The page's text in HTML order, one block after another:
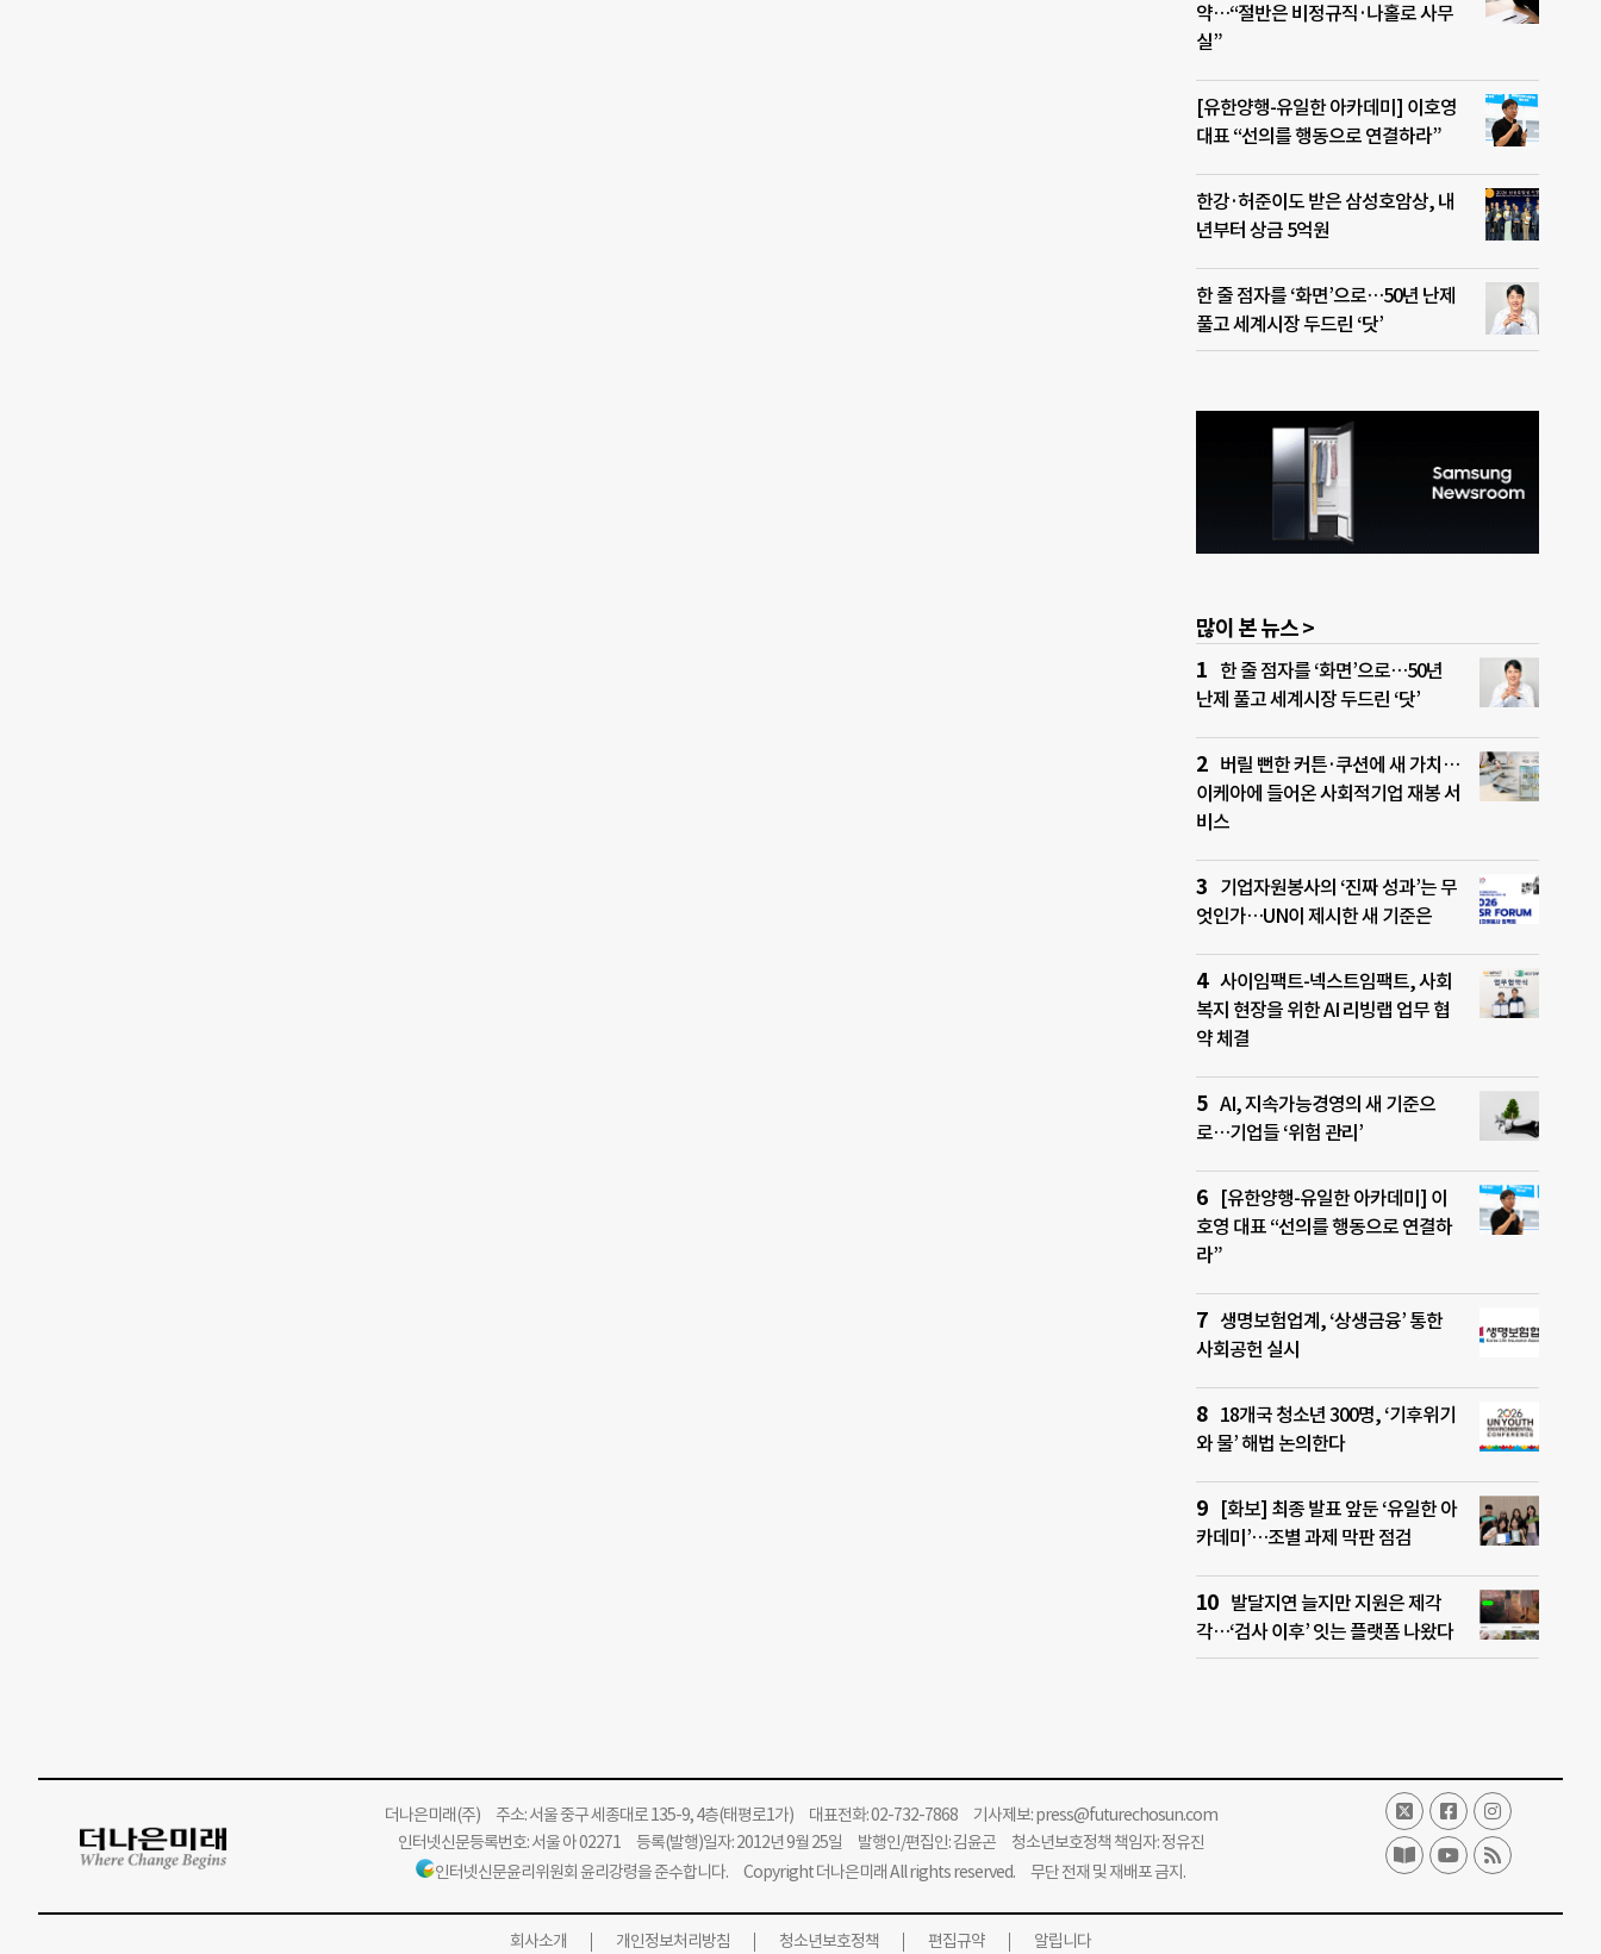
약…“절반은 비정규직·나홀로 사무
실”
[유한양행-유일한 아카데미] 이호영
대표 “선의를 행동으로 연결하라”
한강·허준이도 받은 삼성호암상, 내
년부터 상금 5억원
한 줄 점자를 ‘화면’으로…50년 난제
풀고 세계시장 두드린 ‘닷’
많이 본 뉴스 >
한 줄 점자를 ‘화면’으로…50년
난제 풀고 세계시장 두드린 ‘닷’
버릴 뻔한 커튼·쿠션에 새 가치…
이케아에 들어온 사회적기업 재봉 서
비스
기업자원봉사의 ‘진짜 성과’는 무
엇인가…UN이 제시한 새 기준은
사이임팩트-넥스트임팩트, 사회
복지 현장을 위한 AI 리빙랩 업무 협
약 체결
AI, 지속가능경영의 새 기준으
로…기업들 ‘위험 관리’
[유한양행-유일한 아카데미] 이
호영 대표 “선의를 행동으로 연결하
라”
생명보험업계, ‘상생금융’ 통한
사회공헌 실시
18개국 청소년 300명, ‘기후위기
와 물’ 해법 논의한다
[화보] 최종 발표 앞둔 ‘유일한 아
카데미’…조별 과제 막판 점검
발달지연 늘지만 지원은 제각
각…‘검사 이후’ 잇는 플랫폼 나왔다
더나은미래(주)주소: 서울 중구 세종대로 135-9, 4층(태평로1가) 대표전화: 02-732-7868 기사제보:press@futurechosun.com
인터넷신문등록번호: 서울 아 02271 등록(발행)일자: 2012년 9월 25일 발행인/편집인: 김윤곤 청소년보호정책 책임자: 정유진
인터넷신문윤리위원회 윤리강령을 준수합니다. Copyright 더나은미래 All rights reserved. 무단 전재 및 재배포 금지.
회사소개 개인정보처리방침 청소년보호정책 편집규약 알립니다